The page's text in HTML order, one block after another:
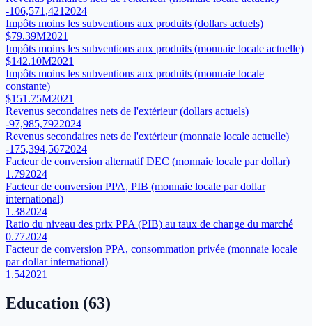
-106,571,421 2024
Impôts moins les subventions aux produits (dollars actuels)
$79.39M2021
Impôts moins les subventions aux produits (monnaie locale actuelle)
$142.10M2021
Impôts moins les subventions aux produits (monnaie locale
constante)
$151.75M2021
Revenus secondaires nets de l'extérieur (dollars actuels)
-97,985,7922024
Revenus secondaires nets de l'extérieur (monnaie locale actuelle)
-175,394,5672024
Facteur de conversion alternatif DEC (monnaie locale par dollar)
1.792024
Facteur de conversion PPA, PIB (monnaie locale par dollar
international)
1.382024
Ratio du niveau des prix PPA (PIB) au taux de change du marché
0.772024
Facteur de conversion PPA, consommation privée (monnaie locale
par dollar international)
1.542021
Education (63)